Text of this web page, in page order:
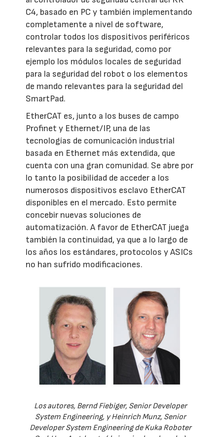
C4, basado en PC y también implementando
completamente a nivel de software,
controlar todos los dispositivos periféricos
relevantes para la seguridad, como por
ejemplo los módulos locales de seguridad
para la seguridad del robot o los elementos
de mando relevantes para la seguridad del
SmartPad.
EtherCAT es, junto a los buses de campo
Profinet y Ethernet/IP, una de las
tecnologías de comunicación industrial
basada en Ethernet más extendida, que
cuenta con una gran comunidad. Se abre por
lo tanto la posibilidad de acceder a los
numerosos dispositivos esclavo EtherCAT
disponibles en el mercado. Esto permite
concebir nuevas soluciones de
automatización. A favor de EtherCAT juega
también la continuidad, ya que a lo largo de
los años los estándares, protocolos y ASICs
no han sufrido modificaciones.
Los autores, Bernd Fiebiger, Senior Developer
System Engineering, y Heinrich Munz, Senior
Developer System Engineering de Kuka Roboter